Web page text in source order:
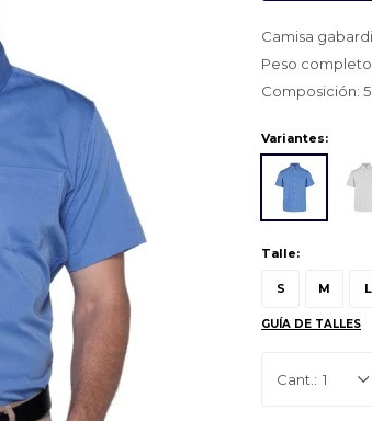
Camisa
Peso completo:
Composición:
Variantes:
Talle:
S M L
GUÍA DE TALLES
1